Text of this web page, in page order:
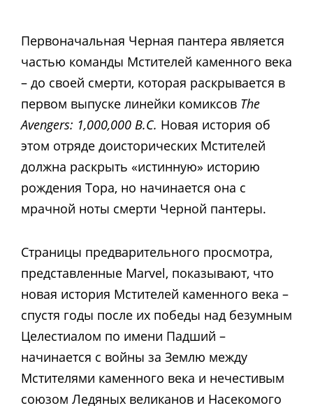
Первоначальная Черная пантера является
частью команды Мстителей каменного века
– до своей смерти, которая раскрывается в
первом выпуске линейки комиксов The
Avengers: 1,000,000 B.C. Новая история об
этом отряде доисторических Мстителей
должна раскрыть «истинную» историю
рождения Тора, но начинается она с
мрачной ноты смерти Черной пантеры.
Страницы предварительного просмотра,
представленные Marvel, показывают, что
новая история Мстителей каменного века –
спустя годы после их победы над безумным
Целестиалом по имени Падший –
начинается с войны за Землю между
Мстителями каменного века и нечестивым
союзом Ледяных великанов и Насекомого